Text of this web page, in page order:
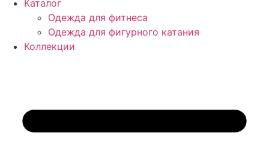
Каталог
Одежда для фитнеса
Одежда для фигурного катания
Коллекции